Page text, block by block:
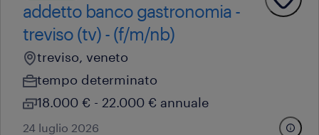
addetto banco gastronomia -
treviso (tv) - (f/m/nb)
treviso, veneto
tempo determinato
18.000 € - 22.000 € annuale
24 luglio 2026